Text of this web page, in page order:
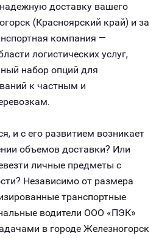
доставку вашего
(Красноярский край) и за
компания —
логистических услуг,
набор опций для
к частным и
и с его развитием возникает
объемов доставки? Или
личные предметы с
Независимо от размера
транспортные
водители ООО «ПЭК»
в городе Железногорск